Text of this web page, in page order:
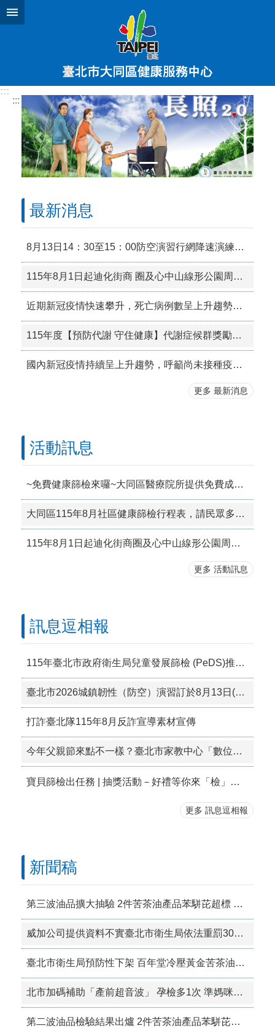
跳到主要內容區塊
:::
:::
最新消息
8月13日14：30至15：00防空演習行網降速演練，請預為因應，詳洽NCC官網
115年8月1日起迪化街商 圈及心中山線形公園周邊商圈禁菸，吸菸須至指定吸菸 區，違者最高處1萬元罰鍰。
近期新冠疫情快速攀升，死亡病例數呈上升趨勢，為降低重症或死亡發生風險，請尚未接種新冠JN.1疫苗的民眾儘速前往接種。
115年度【預防代謝 守住健康】代謝症候群獎勵活動!
國內新冠疫情持續呈上升趨勢，呼籲尚未接種疫苗民眾儘速接種。
更多 最新消息
活動訊息
~免費健康篩檢來囉~大同區醫療院所提供免費成人預防保健加值好禮，歡迎厝邊揪厝邊，共同來篩檢！
大同區115年8月社區健康篩檢行程表，請民眾多加利用!
115年8月1日起迪化街商圈及心中山線形公園周邊商圈禁菸，吸菸須至指定吸菸區，違者最高處1萬元罰鍰。
更多 活動訊息
訊息逗相報
115年臺北市政府衛生局兒童發展篩檢 (PeDS)推廣活動「寶貝篩檢出任務」線上抽獎活動開始囉!
臺北市2026城鎮韌性（防空）演習訂於8月13日(星期四）14時30分至15時實施。
打詐臺北隊115年8月反詐宣導素材宣傳
今年父親節來點不一樣？臺北市家教中心「數位教養微論壇」邀您共同揭開數位時代下青少年的教養謎團！歡迎踴躍報名參加。
寶貝篩檢出任務 | 抽獎活動－好禮等你來「檢」🎁 ❤️寶貝的成長只有一次，從第一句話、第一個翻身，到主動分享需求與情緒，每個小進步，都是兒童發展的痕跡，需要您、我一同來守護🌱
更多 訊息逗相報
新聞稿
第三波油品擴大抽驗 2件苦茶油產品苯駢芘超標 前已要求預防性下架
威加公司提供資料不實臺北市衛生局依法重罰300萬元 續查苦茶油及原料下游
臺北市衛生局預防性下架 百年堂冷壓黃金苦茶油產品
北市加碼補助「產前超音波」 孕檢多1次 準媽咪「超」安心！
第二波油品檢驗結果出爐 2件苦茶油產品苯駢芘超標 前已要求預防性下架